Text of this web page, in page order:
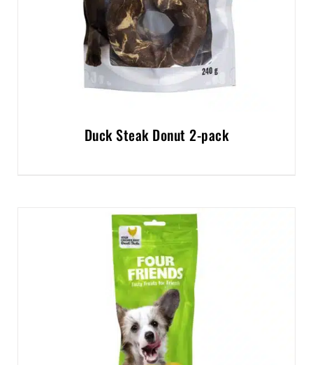
Duck Steak Donut 2-pack